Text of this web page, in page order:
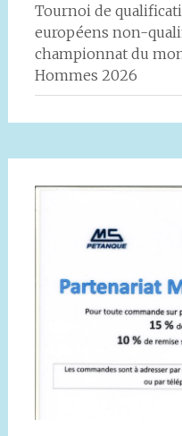
Tournoi de
européens non-
championnat du
Hommes 2026